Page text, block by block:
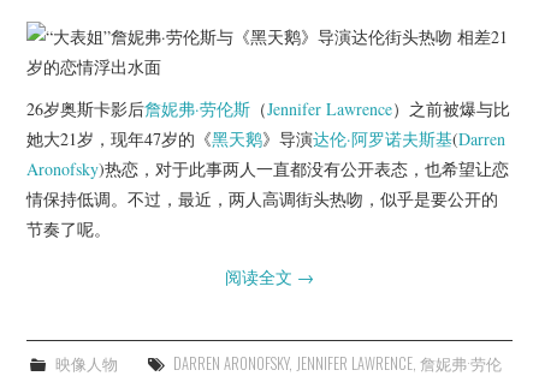
杂七杂八
美剧英剧
电影档期
推荐电影
26岁奥斯卡影后詹妮弗·劳伦斯 （Jennifer Lawrence）之前被爆与比
她大21岁，现年47岁的《黑天鹅》导演达伦·阿罗诺夫斯基(Darren
Aronofsky)热恋，对于此事两人一直都没有公开表态，也希望让恋
情保持低调。不过，最近，两人高调街头热吻，似乎是要公开的
节奏了呢。
阅读全文 →
映像人物 DARREN ARONOFSKY, JENNIFER LAWRENCE, 詹妮弗·劳伦